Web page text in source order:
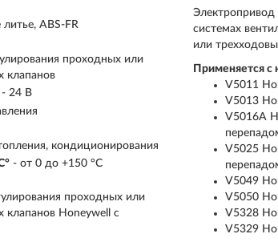
ABS-FR
проходных или
клапанов
- 24 В
кондиционирования
- от 0 до +150 °C
проходных или
клапанов Honeywell с
Электропривод
системах
или
Применяется с
V5011
V5013
V5016A
V5025
V5049
V5050
V5328
V5329